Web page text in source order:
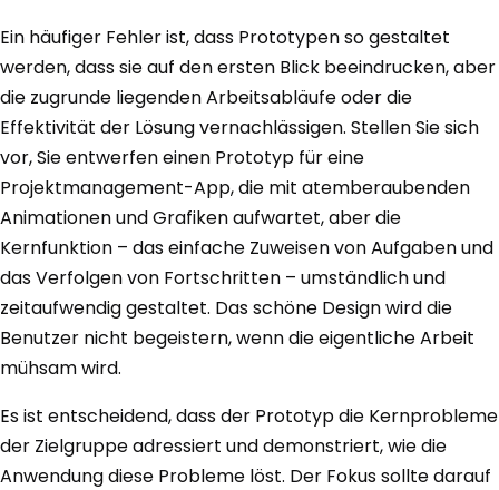
Ein häufiger Fehler ist, dass Prototypen so gestaltet
werden, dass sie auf den ersten Blick beeindrucken, aber
die zugrunde liegenden Arbeitsabläufe oder die
Effektivität der Lösung vernachlässigen. Stellen Sie sich
vor, Sie entwerfen einen Prototyp für eine
Projektmanagement-App, die mit atemberaubenden
Animationen und Grafiken aufwartet, aber die
Kernfunktion – das einfache Zuweisen von Aufgaben und
das Verfolgen von Fortschritten – umständlich und
zeitaufwendig gestaltet. Das schöne Design wird die
Benutzer nicht begeistern, wenn die eigentliche Arbeit
mühsam wird.
Es ist entscheidend, dass der Prototyp die Kernprobleme
der Zielgruppe adressiert und demonstriert, wie die
Anwendung diese Probleme löst. Der Fokus sollte darauf